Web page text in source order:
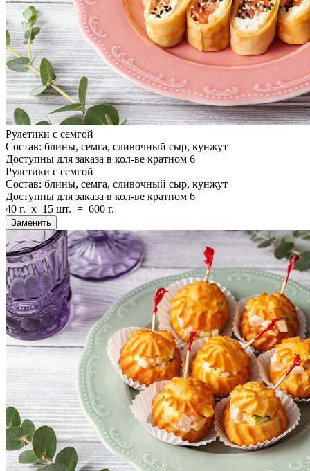
Рулетики с семгой
Состав: блины, семга, сливочный сыр, кунжут
Доступны для заказа в кол-ве кратном 6
Рулетики с семгой
Состав: блины, семга, сливочный сыр, кунжут
Доступны для заказа в кол-ве кратном 6
40 г. x 15 шт. = 600 г.
Заменить